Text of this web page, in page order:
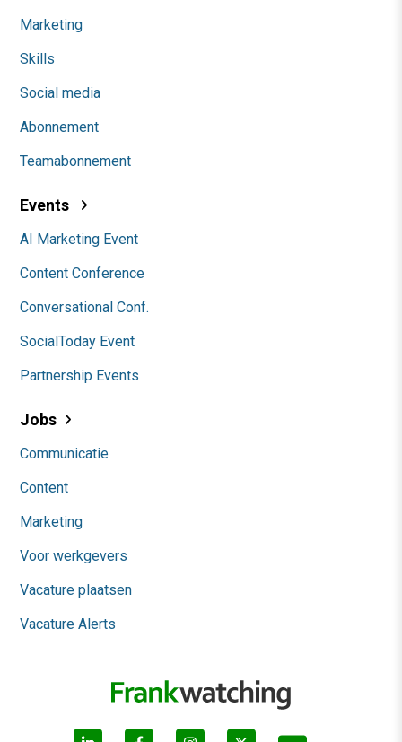
Marketing
Skills
Social media
Abonnement
Teamabonnement
Events
AI Marketing Event
Content Conference
Conversational Conf.
SocialToday Event
Partnership Events
Jobs
Communicatie
Content
Marketing
Voor werkgevers
Vacature plaatsen
Vacature Alerts